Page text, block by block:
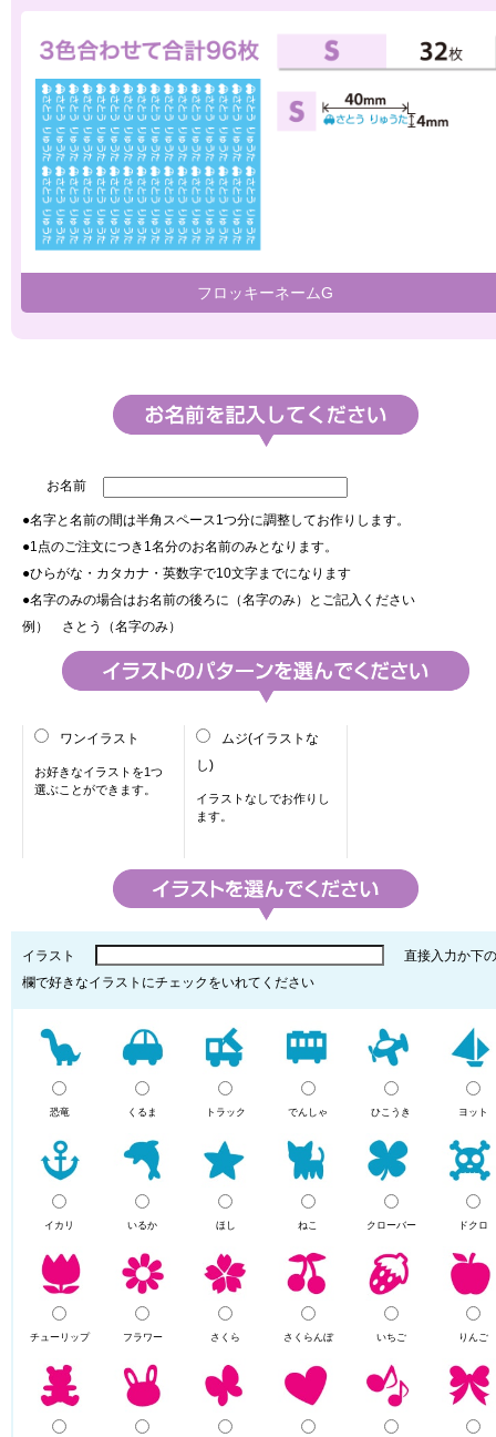
フロッキーネームG
お名前
●名字と名前の間は半角スペース1つ分に調整してお作りします。
●1点のご注文につき1名分のお名前のみとなります。
●ひらがな・カタカナ・英数字で10文字までになります
●名字のみの場合はお名前の後ろに（名字のみ）とご記入ください
例） さとう（名字のみ）
ワンイラスト
お好きなイラストを1つ
選ぶことができます。
ムジ(イラストな
し)
イラストなしでお作りし
ます。
イラスト
直接入力か下の
欄で好きなイラストにチェックをいれてください
恐竜 くるま トラック でんしゃ ひこうき ヨット
イカリ いるか ほし ねこ クローバー ドクロ
チューリップ フラワー さくら さくらんぼ いちご りんご